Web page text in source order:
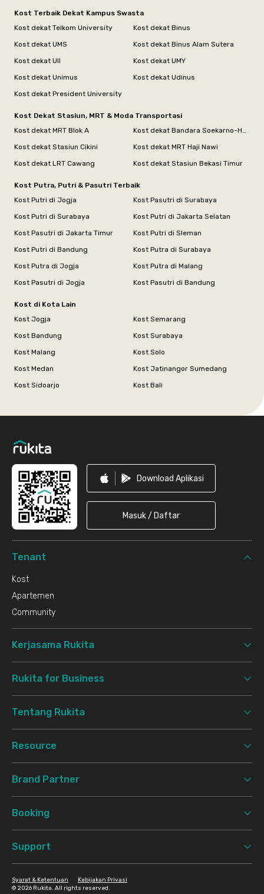
Kost Terbaik Dekat Kampus Swasta
Kost dekat Telkom University
Kost dekat Binus
Kost dekat UMS
Kost dekat Binus Alam Sutera
Kost dekat UII
Kost dekat UMY
Kost dekat Unimus
Kost dekat Udinus
Kost dekat President University
Kost Dekat Stasiun, MRT & Moda Transportasi
Kost dekat MRT Blok A
Kost dekat Bandara Soekarno-Hatta
Kost dekat Stasiun Cikini
Kost dekat MRT Haji Nawi
Kost dekat LRT Cawang
Kost dekat Stasiun Bekasi Timur
Kost Putra, Putri & Pasutri Terbaik
Kost Putri di Jogja
Kost Pasutri di Surabaya
Kost Putri di Surabaya
Kost Putri di Jakarta Selatan
Kost Pasutri di Jakarta Timur
Kost Putri di Sleman
Kost Putri di Bandung
Kost Putra di Surabaya
Kost Putra di Jogja
Kost Putra di Malang
Kost Pasutri di Jogja
Kost Pasutri di Bandung
Kost di Kota Lain
Kost Jogja
Kost Semarang
Kost Bandung
Kost Surabaya
Kost Malang
Kost Solo
Kost Medan
Kost Jatinangor Sumedang
Kost Sidoarjo
Kost Bali
Download Aplikasi
Masuk / Daftar
Tenant
Kost
Apartemen
Community
Kerjasama Rukita
Rukita for Business
Tentang Rukita
Resource
Brand Partner
Booking
Support
© 2026 Rukita. All rights reserved.
Syarat & Ketentuan Kebijakan Privasi